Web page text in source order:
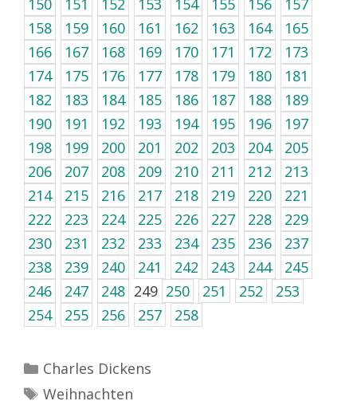
150
151 152 153 154 155 156
157
158
159 160 161 162 163 164
165
166
167 168 169 170 171 172
173
174
175 176 177 178 179 180
181
182
183 184 185 186 187 188
189
190
191 192 193 194 195 196
197
198
199 200 201 202 203 204
205
206
207 208 209 210 211 212
213
214
215 216 217 218 219 220
221
222
223 224 225 226 227 228
229
230
231 232 233 234 235 236
237
238
239 240 241 242 243 244
245
246
247 248 249 250 251 252
253
254
255 256 257 258
Kategorien
Charles Dickens
Schlagwörter
Weihnachten